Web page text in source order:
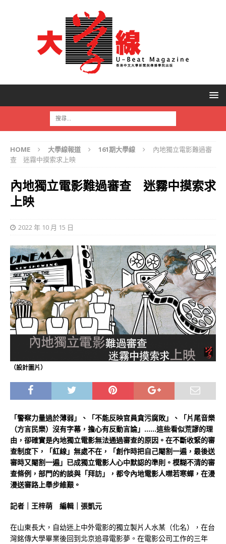
HOME 大學線報道 161期大學線
內地獨立電影難過審
查 迷霧中摸索求上映
內地獨立電影難過審查 迷霧中摸索求
上映
2022 年 10 月 15 日
（設計圖片）
「警察力量過於薄弱」、「不能反映官員貪污腐敗」、「片尾音樂
（方言民樂）沒有字幕，擔心有反動言論」……這些看似荒謬的理
由，卻確實是內地獨立電影無法通過審查的原因。在不斷收緊的審
查制度下，「紅線」無處不在，「創作時把自己閹割一遍，最後送
審時又閹割一遍」已成獨立電影人心中默認的準則。模糊不清的審
查條例，部門的約談與「拜訪」，都令內地電影人噤若寒蟬，在漫
漫送審路上舉步維艱。
記者｜王梓萌 編輯｜張凱元
在山東長大，自幼迷上中外電影的獨立製片人水某（化名），在台
灣銘傳大學畢業後回到北京追尋電影夢。在電影公司工作的三年